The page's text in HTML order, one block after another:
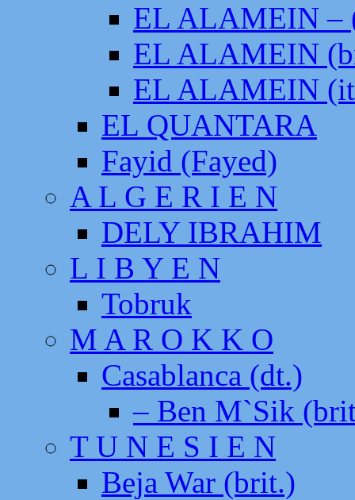
EL ALAMEIN –
EL ALAMEIN
EL ALAMEIN
EL QUANTARA
Fayid (Fayed)
A L G E R I E N
DELY IBRAHIM
L I B Y E N
Tobruk
M A R O K K O
Casablanca (dt.)
– Ben M`Sik
T U N E S I E N
Beja War (brit.)